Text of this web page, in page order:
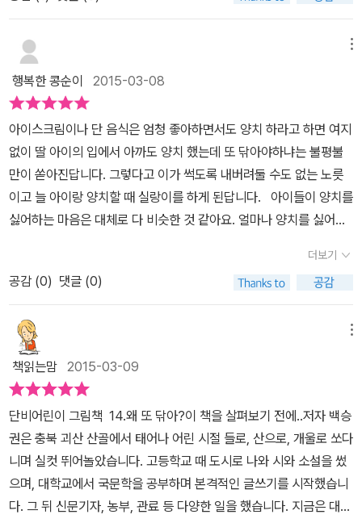
<왜 또 닦아?>라는 제목을 보면 알수 있듯이 이 닦는 것을 싫어하는
써니를 만날수 있다. 집에서 정원이라는 이름대신 '써니'라는 애칭으
로 불리는 아이. 아이가 왜 써니라고 불리는지는 마지막에 알 수 있다.
우리가 생각하는 것처럼 예쁜 의미가 아니다^^ 아, 귀찮아. 이 좀 안
닦고 살 수 없을까? - 본문 중에서 써니는 이를 안 닦고 살 수 없을지
생각한다. 엄마는 빨리 이를 닦으라는 말을 한다. 나중에 크면 '한 번
치약'을 만들고 말겠다는 생각을 한다. 이 제품은 한 번만 닦으면 평
생 안 닦아도 되는 치약이다. 이런 치약이 있으면 우리들도 편할 것 같
다. 세끼 식사를 하고 이를 닦는 일이 가끔은 어른들에게도 귀찮은 일
일수 있다. 이렇게 평생 한번만 닦으면 되는 치약이 나온다면 정말 획
기적인 발명품으로 많은 사람들에게 인기를 모을거라는 생각이 든다.
어린 써니의 생각을 응원해 주어야하는것인지 엉뚱한 생각이라며 열
화장실 안으로 들여보내면 나올 생각을 하지 않는다. 이를 닦는 것이
아니라 거울을 보며 장난을 하고 있다. 써니도 이는 닦지 않고 거울을
보며 장난을 친다. 써니 또래의 아이들이 있는 분들이라면 공감할 것
이다. 이는 닦지 않고 흥얼거리며 화장실 안에서 시간만 보내고 있는
것이다. 아이들은 대부분 이렇게 이 닦는 것을 좋아하지 않기에 이 책
에서 만나는 이야기에 공감하게 된다. 과자나 아이스크림을 좋아하는
아이가 이 닦는 것이 싫어 먹고 싶은 것을 참을때가 있다. 그렇게 좋아
하는 아이스크림인데도 안먹는 것을 보면 이 닦는 것이 저렇게 싫을
까싶다. 치약의 향이나 느낌 등을 싫어하는 아이들도 많다. 그렇기에
행복한 콩순이 2015-03-08
아이스크림이나 단 음식은 엄청 좋아하면서도 양치 하라고 하면 여지
없이 딸 아이의 입에서 아까도 양치 했는데 또 닦아야하냐는 불평불
만이 쏟아진답니다. 그렇다고 이가 썩도록 내버려둘 수도 없는 노릇
이고 늘 아이랑 양치할 때 실랑이를 하게 된답니다. 아이들이 양치를
싫어하는 마음은 대체로 다 비슷한 것 같아요. 얼마나 양치를 싫어하
냈겠어요. '한 번 치약'을 누군가 발명하기만 한다면 정말 불티나게 팔
릴 것 같네요. 아이들 뿐만 아니라 어른들에게도 인기 폭발일 것 같아
요. 우리 아이도 이 책을 보면서 마치 자기의 모습을 보는 것 같았는
지 공감하면서 열심히 보더라구요. 양치를 하고 난 후에라도 맛있는
간식을 먹고 나서 다시 이를 닦으려면 귀찮아하고 아까도 닦았다는
말을 하고... 특히 아주 졸릴 때는 양치하라고 하면 짜증부리기도 하고
어쩔 때는 그냥 잠들어버려 양치를 못하고 말 때도 종종 있답니다. 더
군다나 나중에 어차피 이가 빠지고 새로 날텐데 왜 계속 닦아야하냐
는 말도 우리 딸은 한답니다. 이 책에 써니도 그런 이야기를 하네요.
완전 우리 딸 이야기인 것 같아서 저도 공감 100%인데 자기도 자기
이야기인 줄 아는지 제가 '꼭 네 이야기인 것 같지? 똑같네'라고 했더
니 말없이 배시시 웃기만 하더라구요. 책 표지부터 양치하기 귀찮아
더보기
공감 (0) 댓글 (0)
책읽는맘 2015-03-09
단비어린이 그림책 14.왜 또 닦아?이 책을 살펴보기 전에..저자 백승
권은 충북 괴산 산골에서 태어나 어린 시절 들로, 산으로, 개울로 쏘다
니며 실컷 뛰어놀았습니다. 고등학교 때 도시로 나와 시와 소설을 썼
으며, 대학교에서 국문학을 공부하며 본격적인 글쓰기를 시작했습니
다. 그 뒤 신문기자, 농부, 관료 등 다양한 일을 했습니다. 지금은 대학